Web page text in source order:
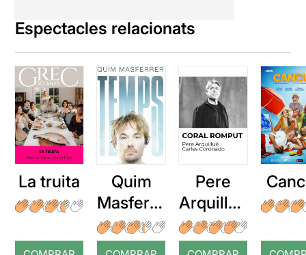
Espectacles relacionats
La truita
Quim
Masferre
r: Temps
Pere
Arquillué
: Coral
romput